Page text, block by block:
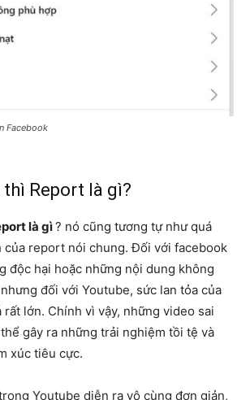
Facebook
Report là gì?
là gì? nó cũng tương tự như quá
của report nói chung. Đối với facebook
độc hại hoặc những nội dung không
đối với Youtube, sức lan tỏa của
lớn. Chính vì vậy, những video sai
gây ra những trải nghiệm tồi tệ và
xúc tiêu cực.
Youtube diễn ra vô cùng đơn giản,